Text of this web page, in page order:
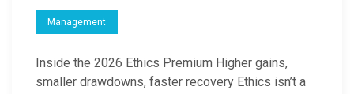
Management
Inside the 2026 Ethics Premium Higher gains,
smaller drawdowns, faster recovery Ethics isn’t a